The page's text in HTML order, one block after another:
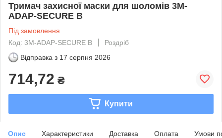
Тримач захисної маски для шоломів 3M-
ADAP-SECURE B
Під замовлення
Код: 3M-ADAP-SECURE B
Роздріб
Відправка з 17 серпня 2026
714,72 ₴
Купити
Опис Характеристики Доставка Оплата Умови